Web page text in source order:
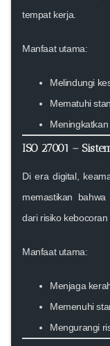
tempat kerja.
Manfaat utama:
Melindungi
Mematuhi
ISO 27001 –
Di era digital,
memastikan
dari risiko
Manfaat utama:
Menjaga
Memenuhi
Mengurangi